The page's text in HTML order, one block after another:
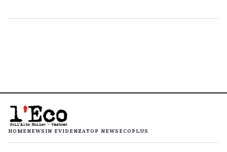
HOMENEWS IN EVIDENZATOP NEWS ECOPLUS